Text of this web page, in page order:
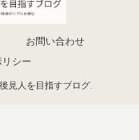
お問い合わせ
シー
見人を目指すブログ.